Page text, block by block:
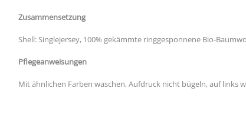
Zusammensetzung
Shell: Singlejersey, 100% gekämmte ringgesponnene Bio-
Pflegeanweisungen
Mit ähnlichen Farben waschen, Aufdruck nicht bügeln, auf links